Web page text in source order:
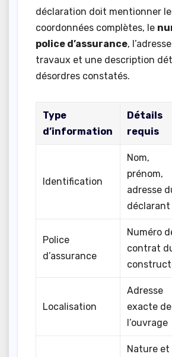
déclaration doit mentionner
coordonnées complètes, le
police d’assurance,
travaux et une description
désordres constatés.
Type
d’information
Détails
requis
Identification
Nom,
prénom,
adresse
déclarant
Police
d’assurance
Numéro
contrat
Localisation
Adresse
exacte de
l’ouvrage
Nature et